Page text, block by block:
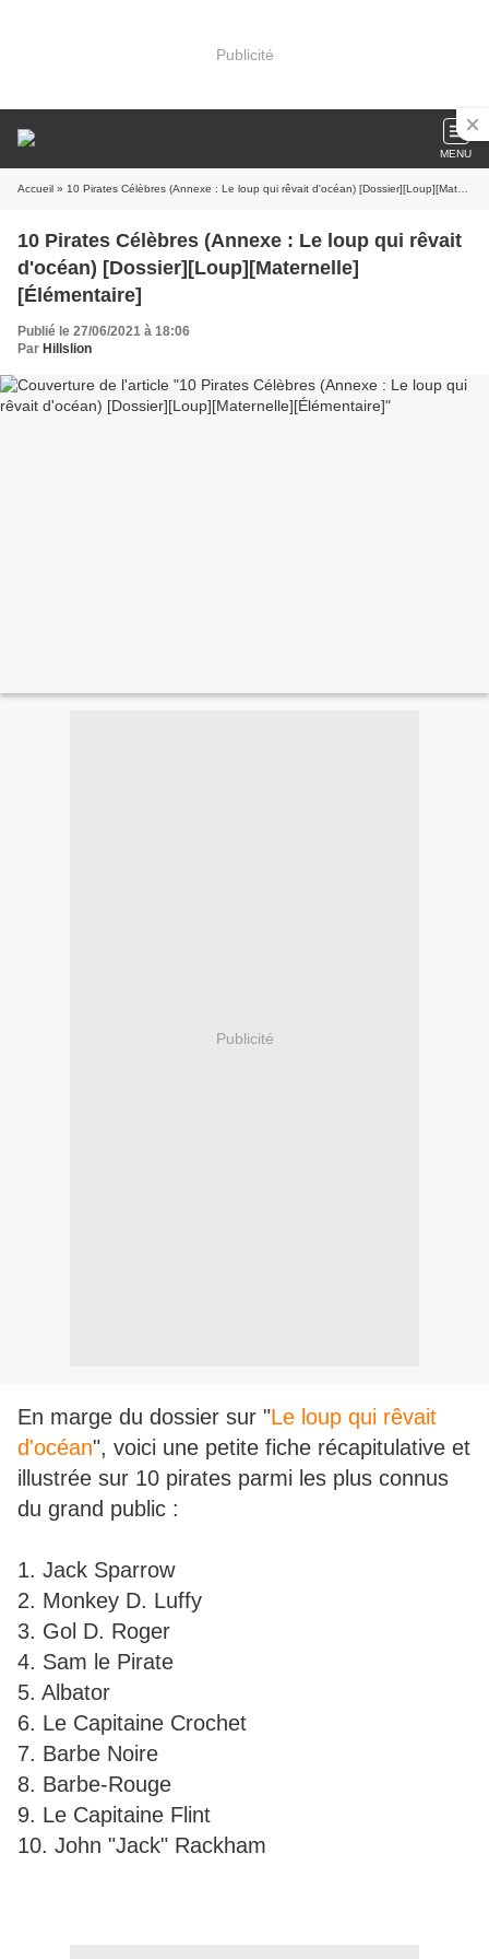
Publicité
MENU
Accueil » 10 Pirates Célèbres (Annexe : Le loup qui rêvait d'océan) [Dossier][Loup][Maternelle][Élémentaire]
10 Pirates Célèbres (Annexe : Le loup qui rêvait
d'océan) [Dossier][Loup][Maternelle]
[Élémentaire]
Publié le 27/06/2021 à 18:06
Par Hillslion
Publicité
En marge du dossier sur "Le loup qui rêvait
d'océan", voici une petite fiche récapitulative et
illustrée sur 10 pirates parmi les plus connus
du grand public :
1. Jack Sparrow
2. Monkey D. Luffy
3. Gol D. Roger
4. Sam le Pirate
5. Albator
6. Le Capitaine Crochet
7. Barbe Noire
8. Barbe-Rouge
9. Le Capitaine Flint
10. John "Jack" Rackham